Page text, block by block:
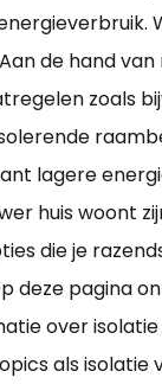
de hand
zoals
lagere
huis woont
die je
deze pagina
over isolatie
als isolatie